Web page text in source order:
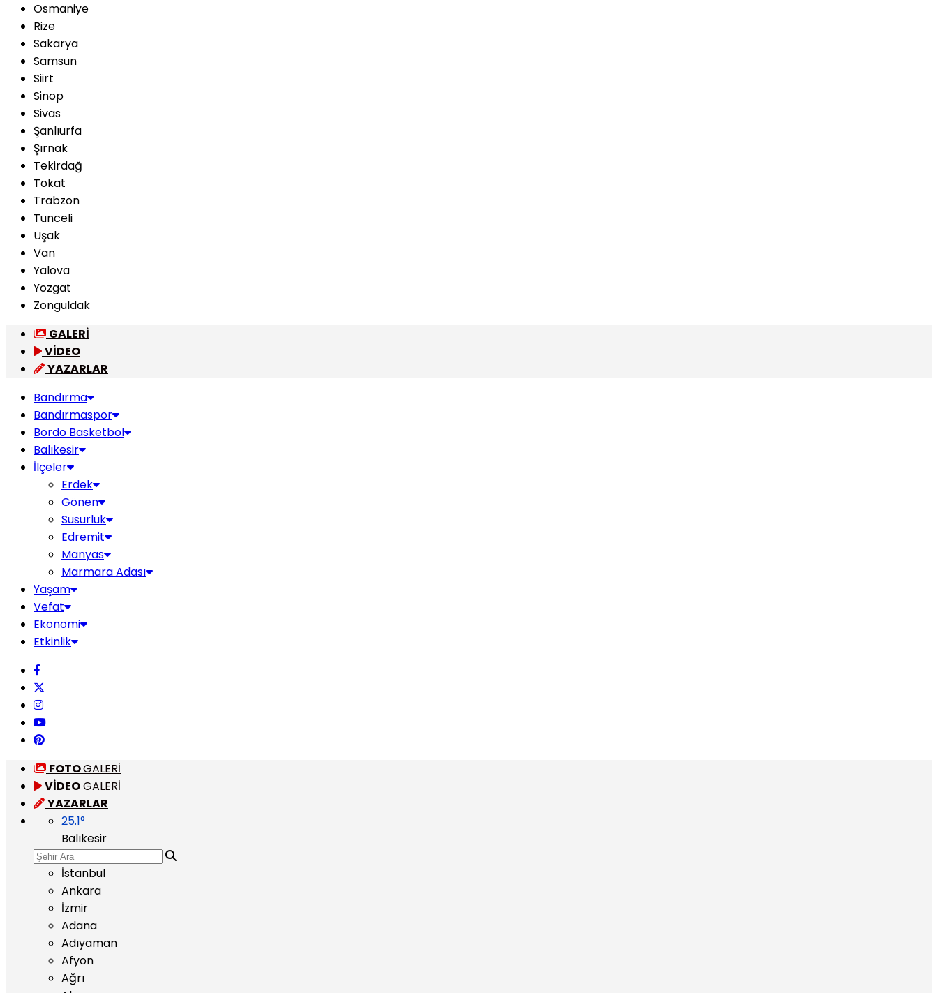
Osmaniye
Rize
Sakarya
Samsun
Siirt
Sinop
Sivas
Şanlıurfa
Şırnak
Tekirdağ
Tokat
Trabzon
Tunceli
Uşak
Van
Yalova
Yozgat
Zonguldak
GALERİ
VİDEO
YAZARLAR
Bandırma
Bandırmaspor
Bordo Basketbol
Balıkesir
İlçeler
Erdek
Gönen
Susurluk
Edremit
Manyas
Marmara Adası
Yaşam
Vefat
Ekonomi
Etkinlik
FOTOGALERİ
VİDEOGALERİ
YAZARLAR
25.1°
Balıkesir
İstanbul
Ankara
İzmir
Adana
Adıyaman
Afyon
Ağrı